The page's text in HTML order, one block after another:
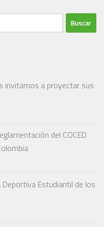
invitamos a proyectar sus
del COCED
Estudiantil de los